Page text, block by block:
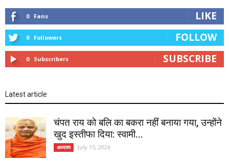
0 Fans LIKE
0 Followers FOLLOW
0 Subscribers SUBSCRIBE
Latest article
चंपत राय को बलि का बकरा नहीं बनाया गया, उन्होंने
खुद इस्तीफा दिया: स्वामी...
अध्यात्म July 15, 2026